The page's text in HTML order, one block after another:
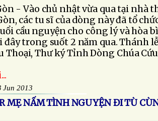
- Vào chủ nhật vừa qua tại nhà
các tu sĩ của dòng này đã tổ
cầu nguyện cho công lý và hòa
đây trong suốt 2 năm qua. Thánh
Thoại, Thư ký Tỉnh Dòng Chúa Cứu
Jun 2013
MẸ NẤM TÌNH NGUYỆN ĐI TÙ